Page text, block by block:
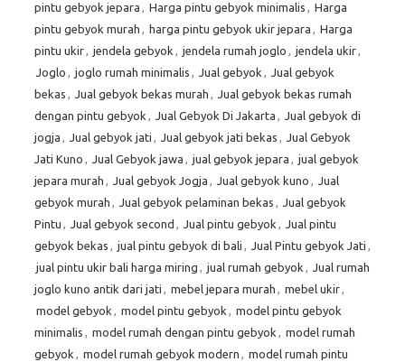
pintu gebyok jepara , Harga pintu gebyok minimalis , Harga
pintu gebyok murah , harga pintu gebyok ukir jepara , Harga
pintu ukir, jendela gebyok , jendela rumah joglo , jendela ukir,
Joglo , joglo rumah minimalis , Jual gebyok , Jual gebyok
bekas , Jual gebyok bekas murah , Jual gebyok bekas rumah
dengan pintu gebyok , Jual Gebyok Di Jakarta , Jual gebyok di
jogja , Jual gebyok jati , Jual gebyok jati bekas , Jual Gebyok
Jati Kuno , Jual Gebyok jawa , jual gebyok jepara , jual gebyok
jepara murah , Jual gebyok Jogja , Jual gebyok kuno , Jual
gebyok murah , Jual gebyok pelaminan bekas , Jual gebyok
Pintu , Jual gebyok second , Jual pintu gebyok , Jual pintu
gebyok bekas , jual pintu gebyok di bali , Jual Pintu gebyok Jati ,
jual pintu ukir bali harga miring , jual rumah gebyok , Jual rumah
joglo kuno antik dari jati , mebel jepara murah , mebel ukir,
model gebyok , model pintu gebyok , model pintu gebyok
minimalis , model rumah dengan pintu gebyok , model rumah
gebyok , model rumah gebyok modern , model rumah pintu